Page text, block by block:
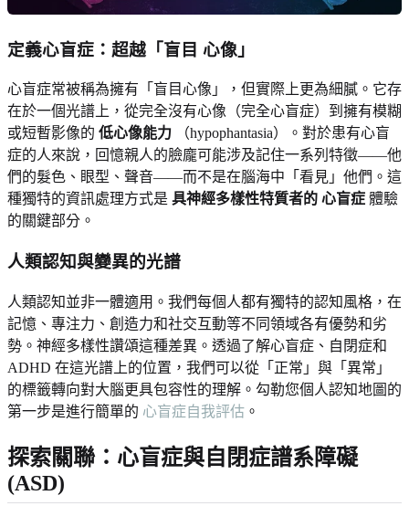
定義心盲症：超越「盲目 心像」
心盲症常被稱為擁有「盲目心像」，但實際上更為細膩。它存
在於一個光譜上，從完全沒有心像（完全心盲症）到擁有模糊
或短暫影像的 低心像能力 （hypophantasia）。對於患有心盲
症的人來說，回憶親人的臉龐可能涉及記住一系列特徵——他
們的髮色、眼型、聲音——而不是在腦海中「看見」他們。這
種獨特的資訊處理方式是 具神經多樣性特質者的 心盲症 體驗
的關鍵部分。
人類認知與變異的光譜
人類認知並非一體適用。我們每個人都有獨特的認知風格，在
記憶、專注力、創造力和社交互動等不同領域各有優勢和劣
勢。神經多樣性讚頌這種差異。透過了解心盲症、自閉症和
ADHD 在這光譜上的位置，我們可以從「正常」與「異常」
的標籤轉向對大腦更具包容性的理解。勾勒您個人認知地圖的
第一步是進行簡單的 心盲症自我評估 。
探索關聯：心盲症與自閉症譜系障礙
(ASD)